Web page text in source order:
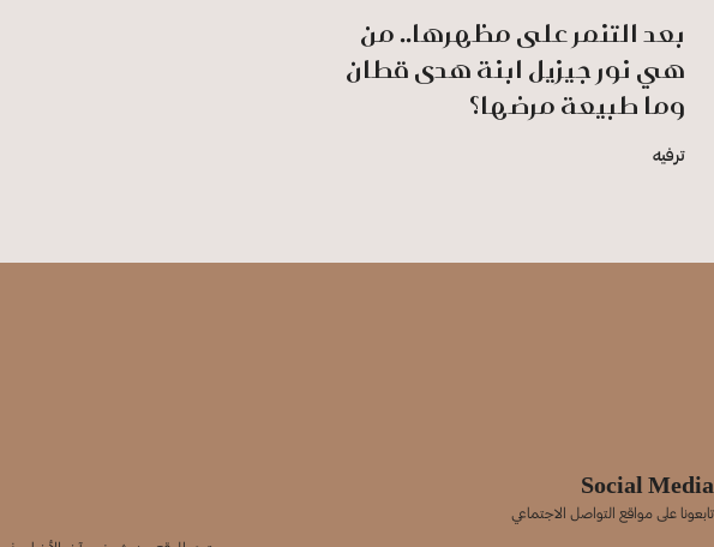
بعد التنمر على مظهرها.. من
هي نور جيزيل ابنة هدى قطان
وما طبيعة مرضها؟
ترفيه
Social Media
تابعونا على مواقع التواصل الاجتماعي